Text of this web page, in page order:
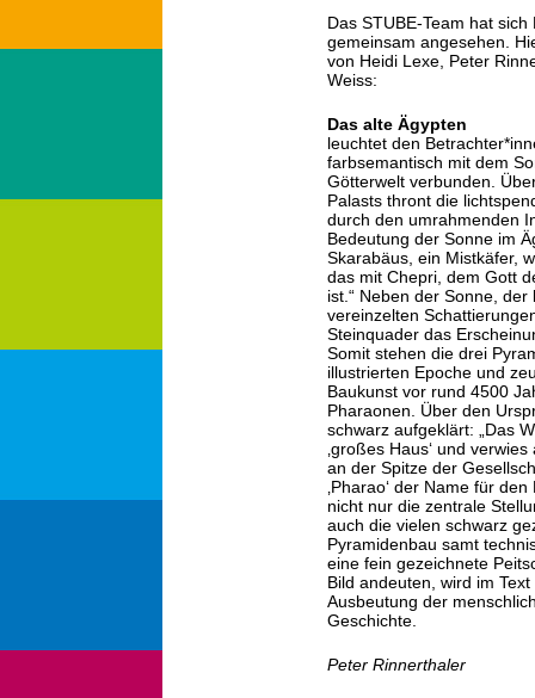
Das STUBE-Team hat sich
gemeinsam angesehen.
von Heidi Lexe, Peter
Weiss:
Das alte Ägypten
leuchtet den
farbsemantisch mit dem
Götterwelt verbunden.
Palasts thront die
durch den umrahmenden
Bedeutung der Sonne im
Skarabäus, ein Mistkäfer,
das mit Chepri, dem Gott
ist.“ Neben der Sonne,
vereinzelten
Steinquader das
Somit stehen die drei
illustrierten Epoche und
Baukunst vor rund 4500
Pharaonen. Über den
schwarz aufgeklärt: „Das
‚großes Haus‘ und
an der Spitze der
‚Pharao‘ der Name für
nicht nur die zentrale
auch die vielen schwarz
Pyramidenbau samt
eine fein gezeichnete
Bild andeuten, wird im
Ausbeutung der
Geschichte.
Peter Rinnerthaler